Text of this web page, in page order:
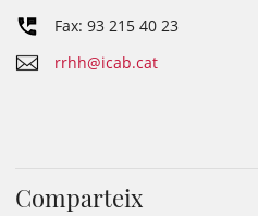
Fax: 93 215 40 23
rrhh@icab.cat
Comparteix